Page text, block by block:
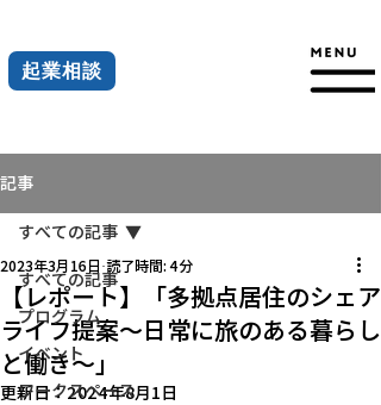
起業相談
記事
すべての記事
プログラム
イベント
ワークスペース
すべての記事
【レポート】「多拠点居住のシェア
ライフ提案～日常に旅のある暮らし
と働き～」
2023年3月16日 読了時間: 4分
更新日：2024年8月1日